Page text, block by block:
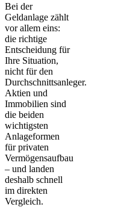
Bei der
Geldanlage zählt
vor allem eins:
die richtige
Entscheidung für
Ihre Situation,
nicht für den
Durchschnittsanleger.
Aktien und
Immobilien sind
die beiden
wichtigsten
Anlageformen
für privaten
Vermögensaufbau
– und landen
deshalb schnell
im direkten
Vergleich.